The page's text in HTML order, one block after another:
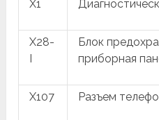
X1
X28-
Блок
приборная
X107 Разъем